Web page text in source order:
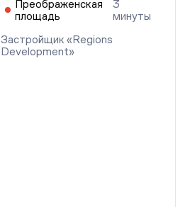
Преображенская
площадь
3
минуты
Застройщик «Regions
Development»